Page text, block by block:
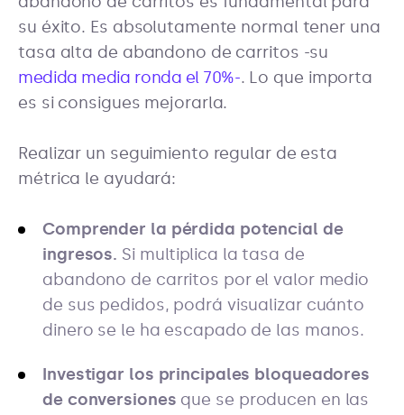
su éxito. Es absolutamente normal tener una
tasa alta de abandono de carritos -su
medida media ronda el 70%-. Lo que importa
es si consigues mejorarla.
Realizar un seguimiento regular de esta
métrica le ayudará:
Comprender la pérdida potencial de
ingresos. Si multiplica la tasa de
abandono de carritos por el valor medio
de sus pedidos, podrá visualizar cuánto
dinero se le ha escapado de las manos.
Investigar los principales bloqueadores
de conversiones que se producen en las